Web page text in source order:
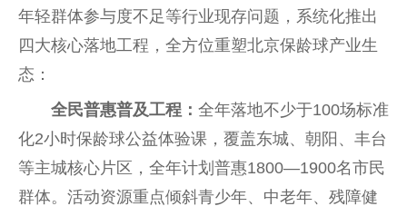
年轻群体参与度不足等行业现存问题，系统化推出
四大核心落地工程，全方位重塑北京保龄球产业生
态：
全民普惠普及工程： 全年落地不少于100场标准
化2小时保龄球公益体验课，覆盖东城、朝阳、丰台
等主城核心片区，全年计划普惠1800—1900名市民
群体。活动资源重点倾斜青少年、中老年、残障健